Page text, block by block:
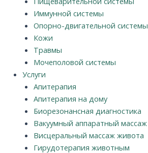
Иммунной системы
Опорно-двигательной системы
Кожи
Травмы
Мочеполовой системы
Услуги
Апитерапия
Апитерапия на дому
Биорезонансная диагностика
Вакуумный аппаратный массаж
Висцеральный массаж живота
Гирудотерапия животным